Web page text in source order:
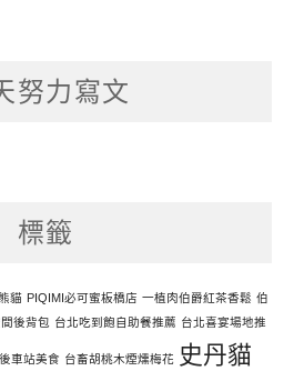
努力寫文
標籤
貓 PIQIMI必可蜜板橋店 一植肉伯爵紅茶香鬆 伯
後背包 台北吃到飽自助餐推薦 台北喜宴場地推
車站美食 台畜胡桃木煙燻梅花 史丹貓